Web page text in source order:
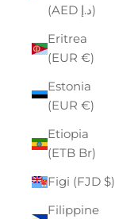
(AED د.إ)
Eritrea
(EUR €)
Estonia
(EUR €)
Etiopia
(ETB Br)
Figi (FJD $)
Filippine